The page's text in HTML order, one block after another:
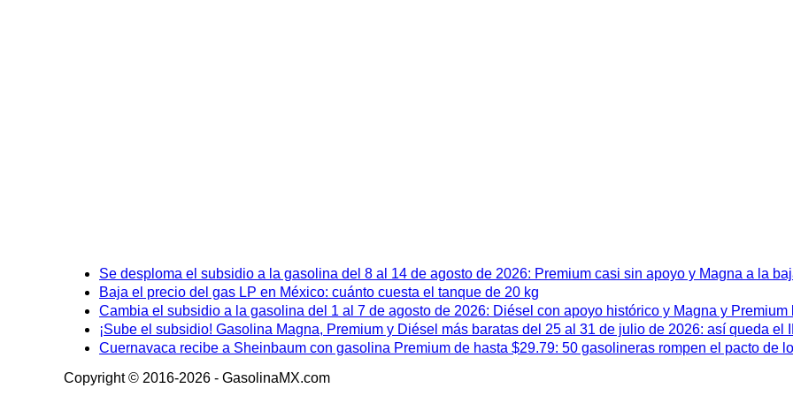
Se desploma el subsidio a la gasolina del 8 al 14 de agosto de 2026: Premium casi sin apoyo y Magna a la
Baja el precio del gas LP en México: cuánto cuesta el tanque de 20 kg
Cambia el subsidio a la gasolina del 1 al 7 de agosto de 2026: Diésel con apoyo histórico y Magna y Premium
¡Sube el subsidio! Gasolina Magna, Premium y Diésel más baratas del 25 al 31 de julio de 2026: así queda el
Cuernavaca recibe a Sheinbaum con gasolina Premium de hasta $29.79: 50 gasolineras rompen el pacto de
Copyright © 2016-2026 - GasolinaMX.com